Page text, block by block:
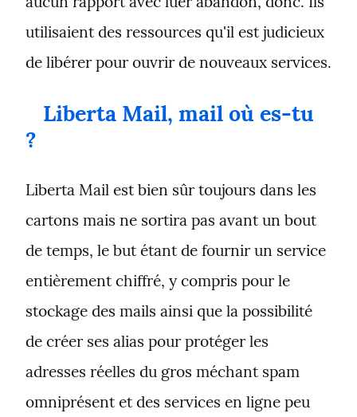
utilisaient des ressources qu'il est judicieux
de libérer pour ouvrir de nouveaux services.
Liberta Mail, mail où es-tu
?
Liberta Mail est bien sûr toujours dans les
cartons mais ne sortira pas avant un bout
de temps, le but étant de fournir un service
entièrement chiffré, y compris pour le
stockage des mails ainsi que la possibilité
de créer ses alias pour protéger les
adresses réelles du gros méchant spam
omniprésent et des services en ligne peu